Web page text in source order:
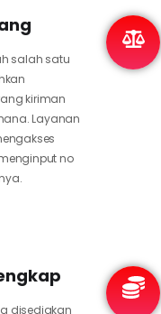
salah satu
kiriman
Layanan
no
disediakan